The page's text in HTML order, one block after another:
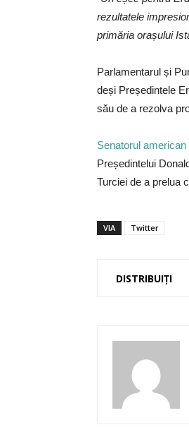
rezultatele
primăria orașului
Parlamentarul și
deși Președintele
său de a rezolva
Senatorul
Președintelui
Turciei de a prelua
VIA Twitter
DISTRIBUIȚI